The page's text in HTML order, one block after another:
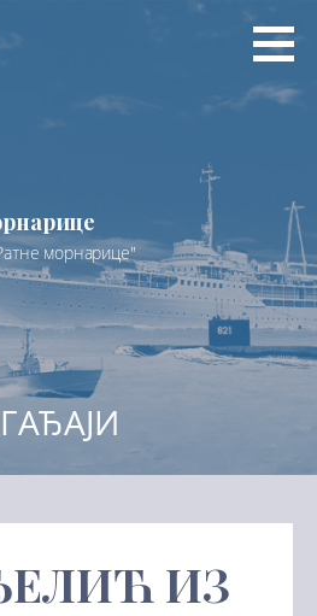
морнарице"
ИЗ